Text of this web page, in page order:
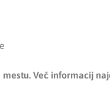
Več informacij